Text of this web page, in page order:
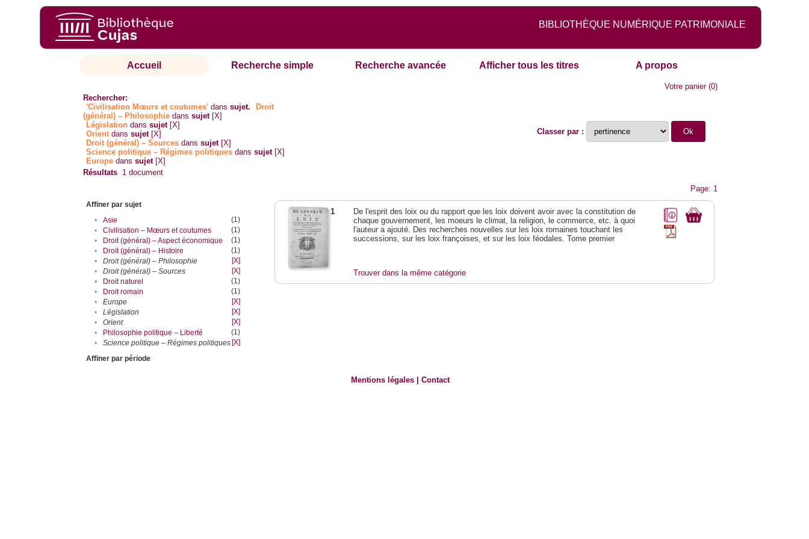
BIBLIOTHÈQUE NUMÉRIQUE PATRIMONIALE
Accueil Recherche simple Recherche avancée Afficher tous les titres A propos
Votre panier(0)
Rechercher:
'Civilisation Mœurs et coutumes' danssujet.
Droit
(général) – Philosophie danssujet [X]
Législation danssujet [X]
Orientdanssujet [X]
Droit (général) – Sources danssujet [X]
Science politique – Régimes politiques danssujet [X]
Europe danssujet [X]
Classer par :
Résultats 1 document
Page: 1
Affiner par sujet
•
Asie
(1)
•
Civilisation – Mœurs et coutumes
(1)
•
Droit (général) – Aspect économique
(1)
•
Droit (général) – Histoire
(1)
•
Droit (général) – Philosophie
[X]
•
Droit (général) – Sources
[X]
•
Droit naturel
(1)
•
Droit romain
(1)
•
Europe
[X]
•
Législation
[X]
•
Orient
[X]
•
Philosophie politique – Liberté
(1)
•
Science politique – Régimes politiques [X]
Affiner par période
1
De l'esprit des loix ou du rapport que les loix doivent avoir avec la constitution de
chaque gouvernement, les moeurs le climat, la religion, le commerce, etc. à quoi
l'auteur a ajouté. Des recherches nouvelles sur les loix romaines touchant les
successions, sur les loix françoises, et sur les loix féodales. Tome premier
Trouver dans la même catégorie
Mentions légales |Contact